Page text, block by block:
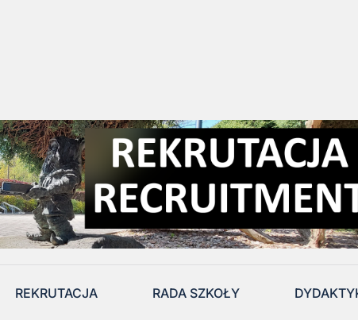
REKRUTACJA RADA SZKOŁY